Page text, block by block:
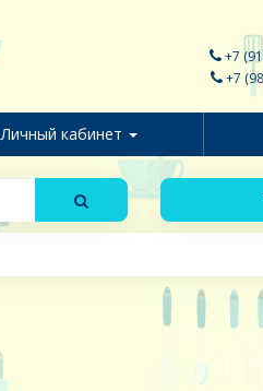
+7
+7
Личный кабинет